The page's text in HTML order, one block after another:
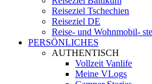
Reiseziel Tschechien
Reiseziel DE
Reise- und Wohnmobil-
PERSÖNLICHES
AUTHENTISCH
Vollzeit Vanlife
Meine VLogs